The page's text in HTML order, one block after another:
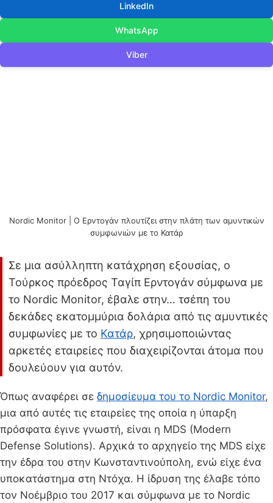
LinkedIn
WhatsApp
Viber
Nordic Monitor | Ο Ερντογάν πλουτίζει στην πλάτη των αμυντικών
συμφωνιών με το Κατάρ
Σε μια ασύλληπτη κατάχρηση εξουσίας, ο
Τούρκος πρόεδρος Ταγίπ Ερντογάν σύμφωνα με
το Nordic Monitor, έβαλε στην… τσέπη του
δεκάδες εκατομμύρια δολάρια από τις αμυντικές
συμφωνίες με το Κατάρ, χρησιμοποιώντας
αρκετές εταιρείες που διαχειρίζονται άτομα που
δουλεύουν για αυτόν.
Όπως αναφέρει σε δημοσίευμα του το Nordic Monitor,
μια από αυτές τις εταιρείες της οποία η ύπαρξη
πρόσφατα έγινε γνωστή, είναι η MDS (Modern
Defense Solutions). Αρχικά το αρχηγείο της ΜDS είχε
την έδρα του στην Κωνσταντινούπολη, ενώ είχε ένα
υποκατάστημα στη Ντόχα. Η ίδρυση της έλαβε τόπο
τον Νοέμβριο του 2017 και σύμφωνα με το Nordic